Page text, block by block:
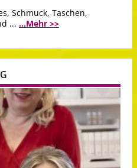
Schmuck, Taschen,
... ...Mehr >>